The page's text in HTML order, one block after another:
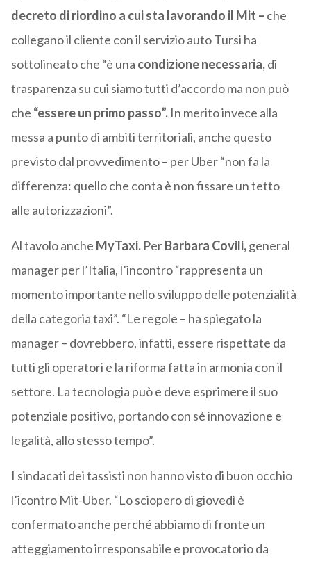
decreto di riordino a cui sta lavorando il Mit – che
collegano il cliente con il servizio auto Tursi ha
sottolineato che “è una condizione necessaria,di
trasparenza su cui siamo tutti d’accordo ma non può
che “essere un primo passo”.In merito invece alla
messa a punto di ambiti territoriali, anche questo
previsto dal provvedimento – per Uber “non fa la
differenza: quello che conta è non fissare un tetto
alle autorizzazioni”.
Al tavolo anche MyTaxi.PerBarbara Covili,general
manager per l’Italia, l’incontro “rappresenta un
momento importante nello sviluppo delle potenzialità
della categoria taxi”. “Le regole – ha spiegato la
manager – dovrebbero, infatti, essere rispettate da
tutti gli operatori e la riforma fatta in armonia con il
settore. La tecnologia può e deve esprimere il suo
potenziale positivo, portando con sé innovazione e
legalità, allo stesso tempo”.
I sindacati dei tassisti non hanno visto di buon occhio
l’icontro Mit-Uber. “Lo sciopero di giovedì è
confermato anche perché abbiamo di fronte un
atteggiamento irresponsabile e provocatorio da